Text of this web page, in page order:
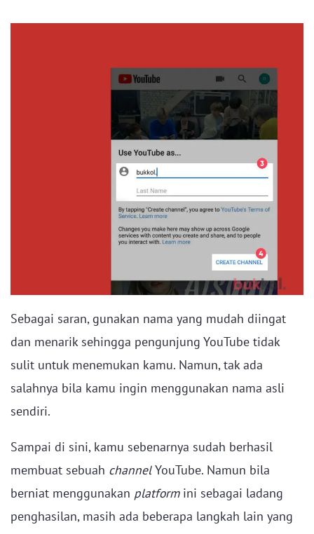
Sebagai saran, gunakan nama yang mudah diingat
dan menarik sehingga pengunjung YouTube tidak
sulit untuk menemukan kamu. Namun, tak ada
salahnya bila kamu ingin menggunakan nama asli
sendiri.
Sampai di sini, kamu sebenarnya sudah berhasil
membuat sebuah channelYouTube. Namun bila
berniat menggunakan platform ini sebagai ladang
penghasilan, masih ada beberapa langkah lain yang